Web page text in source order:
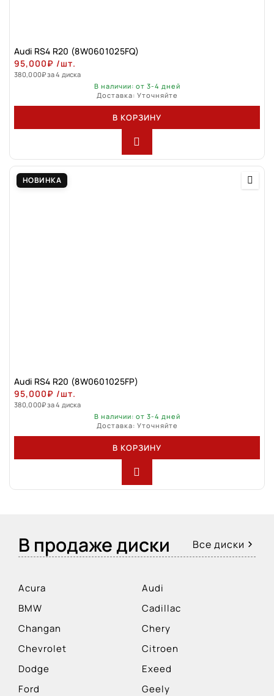
Audi RS4 R20 (8W0601025FQ)
95,000₽ /шт.
380,000₽за 4 диска
В наличии: от 3-4 дней
Доставка: Уточняйте
В КОРЗИНУ
НОВИНКА
Audi RS4 R20 (8W0601025FP)
95,000₽ /шт.
380,000₽за 4 диска
В наличии: от 3-4 дней
Доставка: Уточняйте
В КОРЗИНУ
В продаже диски Все диски
Acura
Audi
BMW
Cadillac
Changan
Chery
Chevrolet
Citroen
Dodge
Exeed
Ford
Geely